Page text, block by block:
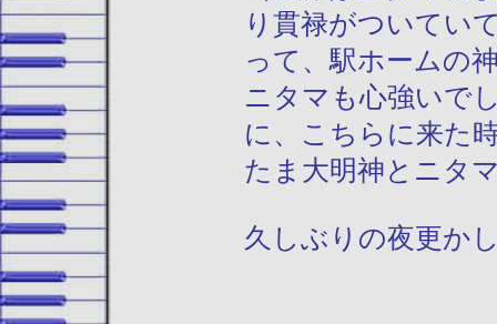
り貫禄がついてい
って、駅ホームの
ニタマも心強いで
に、こちらに来た
たま大明神とニタ
久しぶりの夜更か